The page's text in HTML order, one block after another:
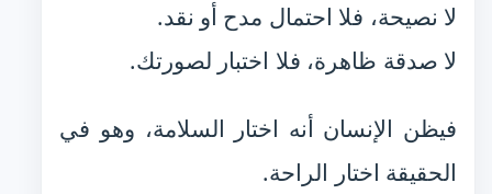
لا نصيحة، فلا احتمال مدح أو نقد.
لا صدقة ظاهرة، فلا اختبار لصورتك.
فيظن الإنسان أنه اختار السلامة، وهو في
الحقيقة اختار الراحة.